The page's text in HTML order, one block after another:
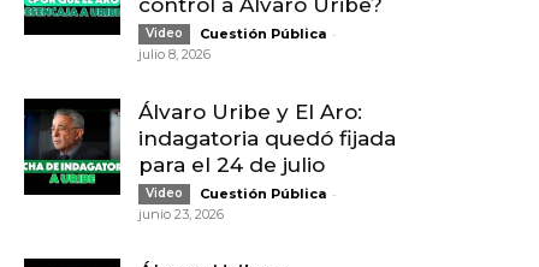
control a Álvaro Uribe?
Video Cuestión Pública -
julio 8, 2026
Álvaro Uribe y El Aro:
indagatoria quedó fijada
para el 24 de julio
Video Cuestión Pública -
junio 23, 2026